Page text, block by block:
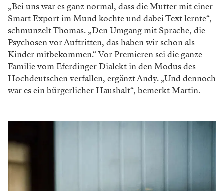
„Bei uns war es ganz normal, dass die Mutter mit einer
Smart Export im Mund kochte und dabei Text lernte“,
schmunzelt Thomas. „Den Umgang mit Sprache, die
Psychosen vor Auftritten, das haben wir schon als
Kinder mitbekommen.“ Vor Premieren sei die ganze
Familie vom Eferdinger Dialekt in den Modus des
Hochdeutschen verfallen, ergänzt Andy. „Und dennoch
war es ein bürgerlicher Haushalt“, bemerkt Martin.